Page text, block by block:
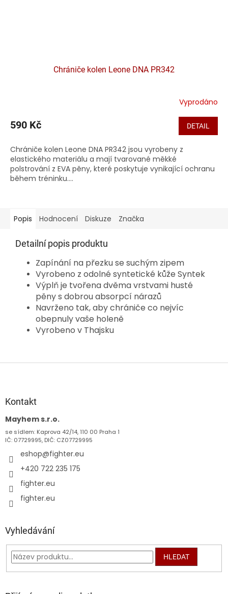
Chrániče kolen Leone DNA PR342
Vyprodáno
590 Kč DETAIL
Chrániče kolen Leone DNA PR342 jsou vyrobeny z
elastického materiálu a mají tvarované měkké
polstrování z EVA pěny, které poskytuje vynikající ochranu
během tréninku....
Popis Hodnocení Diskuze Značka
Detailní popis produktu
Zapínání na přezku se suchým zipem
Vyrobeno z odolné syntetické kůže Syntek
Výplň je tvořena dvěma vrstvami husté
pěny s dobrou absorpcí nárazů
Navrženo tak, aby chrániče co nejvíc
obepnuly vaše holeně
Vyrobeno v Thajsku
Kontakt
Mayhem s.r.o.
se sídlem: Kaprova 42/14, 110 00 Praha 1
IČ: 07729995, DIČ: CZ07729995
eshop@fighter.eu
+420 722 235 175
fighter.eu
fighter.eu
Vyhledávání
HLEDAT